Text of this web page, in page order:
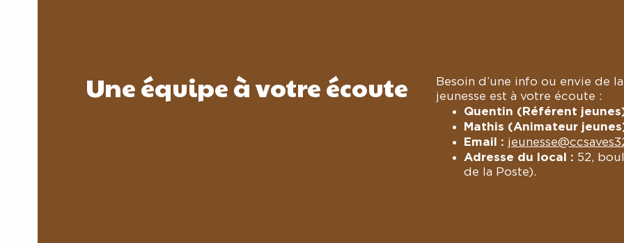
Une équipe à votre écoute
Besoin d’une info ou envie de
jeunesse est à votre écoute :
Quentin (Référent
Mathis (Animateur
Email :
Adresse du local : 52,
de la Poste).